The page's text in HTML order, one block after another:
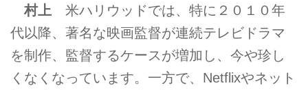
村上 米ハリウッドでは、特に２０１０年
代以降、著名な映画監督が連続テレビドラマ
を制作、監督するケースが増加し、今や珍し
くなくなっています。一方で、Netflixやネット